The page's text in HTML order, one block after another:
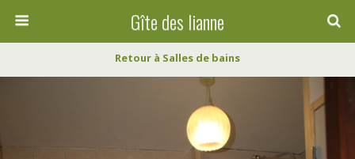
Gîte des lianne
Retour à Salles de bains